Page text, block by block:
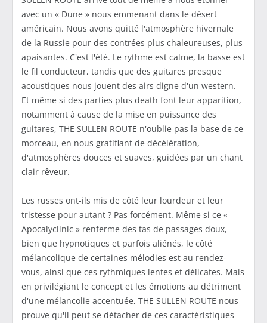
avec un « Dune » nous emmenant dans le désert
américain. Nous avons quitté l'atmosphère hivernale
de la Russie pour des contrées plus chaleureuses, plus
apaisantes. C'est l'été. Le rythme est calme, la basse est
le fil conducteur, tandis que des guitares presque
acoustiques nous jouent des airs digne d'un western.
Et même si des parties plus death font leur apparition,
notamment à cause de la mise en puissance des
guitares, THE SULLEN ROUTE n'oublie pas la base de ce
morceau, en nous gratifiant de décélération,
d'atmosphères douces et suaves, guidées par un chant
clair rêveur.
Les russes ont-ils mis de côté leur lourdeur et leur
tristesse pour autant ? Pas forcément. Même si ce «
Apocalyclinic » renferme des tas de passages doux,
bien que hypnotiques et parfois aliénés, le côté
mélancolique de certaines mélodies est au rendez-
vous, ainsi que ces rythmiques lentes et délicates. Mais
en privilégiant le concept et les émotions au détriment
d'une mélancolie accentuée, THE SULLEN ROUTE nous
prouve qu'il peut se détacher de ces caractéristiques